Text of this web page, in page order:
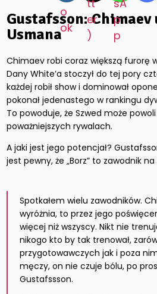
Gustafsson: Chimaev
Usmana
Chimaev robi coraz większą furorę
Dany White’a stoczył do tej pory
każdej robił show i dominował
pokonał jedenastego w rankingu
To powoduje, że Szwed może
poważniejszych rywalach.
A jaki jest jego potencjał?
jest pewny, że „Borz” to zawodnik na
Spotkałem wielu zawodników.
wyróżnia, to przez jego
więcej niż wszyscy. Nikt nie
nikogo kto by tak trenował,
przygotowawczych jak i poza
męczy, on nie czuje bólu, po
Gustafssson.